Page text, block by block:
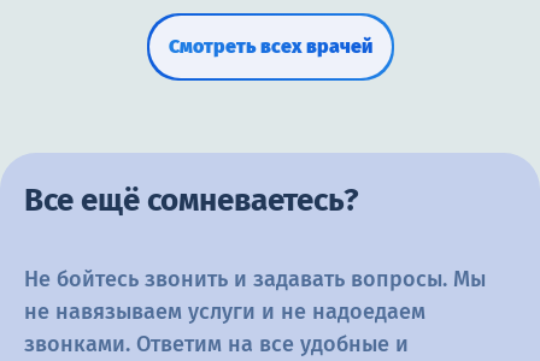
Смотреть всех врачей
Все ещё сомневаетесь?
Не бойтесь звонить и задавать вопросы. Мы
не навязываем услуги и не надоедаем
звонками. Ответим на все удобные и